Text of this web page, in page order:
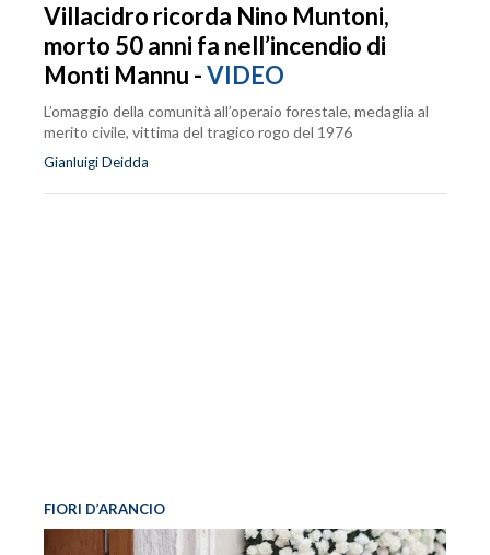
Villacidro ricorda Nino Muntoni,
morto 50 anni fa nell’incendio di
Monti Mannu -VIDEO
L’omaggio della comunità all’operaio forestale, medaglia al
merito civile, vittima del tragico rogo del 1976
Gianluigi Deidda
FIORI D’ARANCIO